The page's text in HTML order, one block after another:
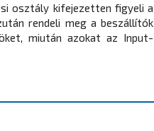
osztály kifejezetten figyeli a
rendeli meg a beszállítók
miután azokat az Input-